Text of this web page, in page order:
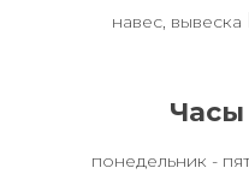
навес, вывеска
понедельник -